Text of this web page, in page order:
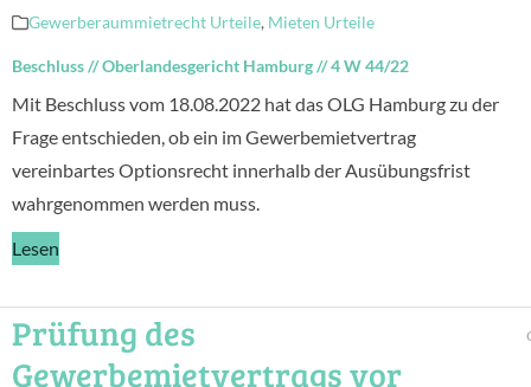
Gewerberaummietrecht Urteile, Mieten Urteile
Beschluss//Oberlandesgericht Hamburg//4 W 44/22
Mit Beschluss vom 18.08.2022 hat das OLG Hamburg zu der
Frage entschieden, ob ein im Gewerbemietvertrag
vereinbartes Optionsrecht innerhalb der Ausübungsfrist
wahrgenommen werden muss.
Lesen
Prüfung des
Gewerbemietvertrags vor